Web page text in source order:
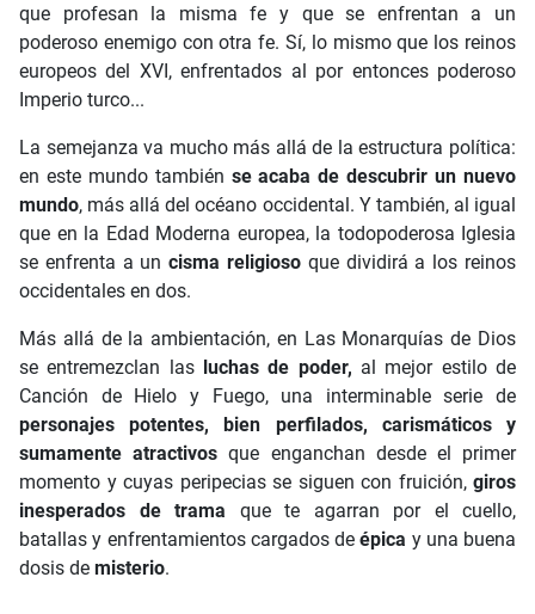
que profesan la misma fe y que se enfrentan a un
poderoso enemigo con otra fe. Sí, lo mismo que los reinos
europeos del XVI, enfrentados al por entonces poderoso
Imperio turco...
La semejanza va mucho más allá de la estructura política:
en este mundo también se acaba de descubrir un nuevo
mundo, más allá del océano occidental. Y también, al igual
que en la Edad Moderna europea, la todopoderosa Iglesia
se enfrenta a uncisma religioso que dividirá a los reinos
occidentales en dos.
Más allá de la ambientación, en Las Monarquías de Dios
se entremezclan las luchas de poder, al mejor estilo de
Canción de Hielo y Fuego, una interminable serie de
personajes potentes, bien perfilados, carismáticos y
sumamente atractivos que enganchan desde el primer
momento y cuyas peripecias se siguen con fruición, giros
inesperados de trama que te agarran por el cuello,
batallas y enfrentamientos cargados deépica y una buena
dosis de misterio.